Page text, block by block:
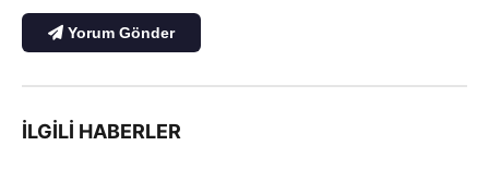
Yorum Gönder
İLGILI HABERLER